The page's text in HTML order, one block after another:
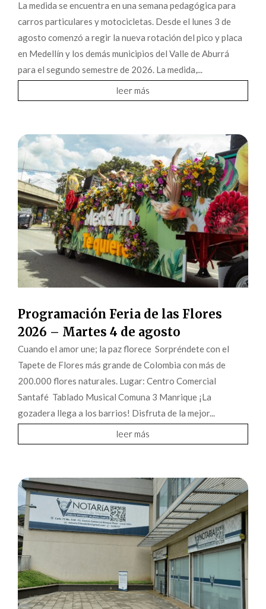
La medida se encuentra en una semana pedagógica para
carros particulares y motocicletas. Desde el lunes 3 de
agosto comenzó a regir la nueva rotación del pico y placa
en Medellín y los demás municipios del Valle de Aburrá
para el segundo semestre de 2026. La medida,...
leer más
Programación Feria de las Flores
2026 – Martes 4 de agosto
Cuando el amor une; la paz florece Sorpréndete con el
Tapete de Flores más grande de Colombia con más de
200.000 flores naturales. Lugar: Centro Comercial
Santafé Tablado Musical Comuna 3 Manrique ¡La
gozadera llega a los barrios! Disfruta de la mejor...
leer más